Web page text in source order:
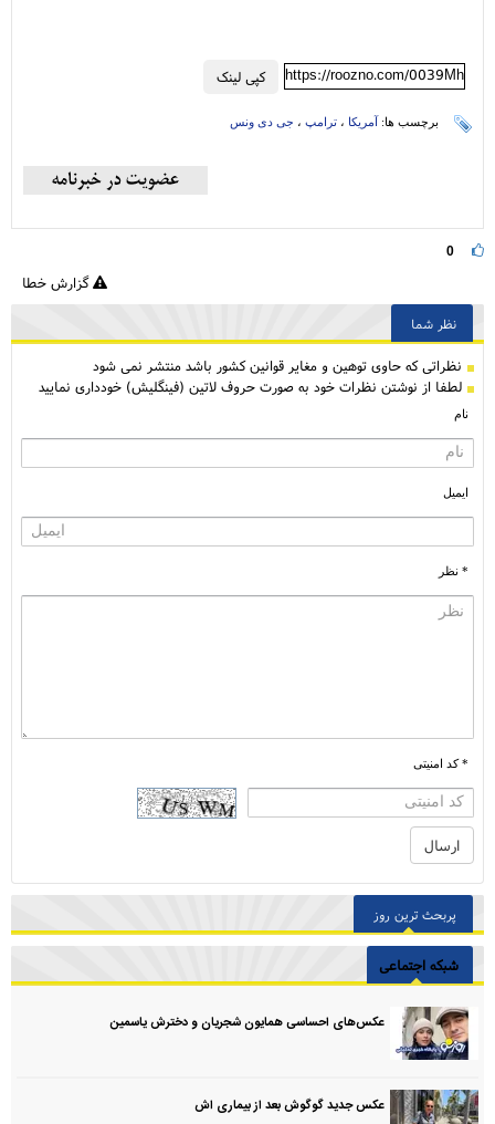
کپی لینک https://roozno.com/0039Mh
برچسب ها: آمریکا ، ترامپ ، جی دی ونس
0
گزارش خطا
نظر شما
نظراتی كه حاوی توهین و مغایر قوانین کشور باشد منتشر نمی شود
لطفا از نوشتن نظرات خود به صورت حروف لاتین (فینگلیش) خودداری نمایید
نام
ایمیل
* نظر
* کد امنیتی
پربحث ترین روز
شبکه اجتماعی
عکس‌های احساسی همایون شجریان و دخترش یاسمین
عکس جدید گوگوش بعد از بیماری اش